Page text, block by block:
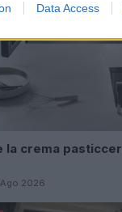
Data Access
la crema
2026